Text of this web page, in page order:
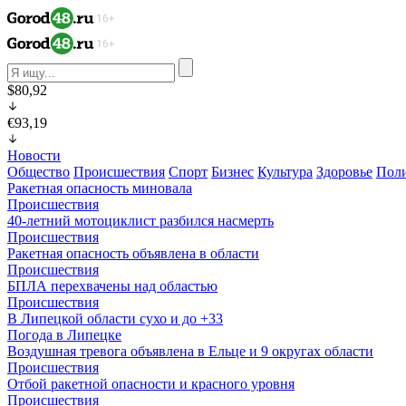
$80,92
€93,19
Новости
Общество Происшествия Спорт Бизнес Культура Здоровье
Ракетная опасность миновала
Происшествия
40-летний мотоциклист разбился насмерть
Происшествия
Ракетная опасность объявлена в области
Происшествия
БПЛА перехвачены над областью
Происшествия
В Липецкой области сухо и до +33
Погода в Липецке
Воздушная тревога объявлена в Ельце и 9 округах области
Происшествия
Отбой ракетной опасности и красного уровня
Происшествия